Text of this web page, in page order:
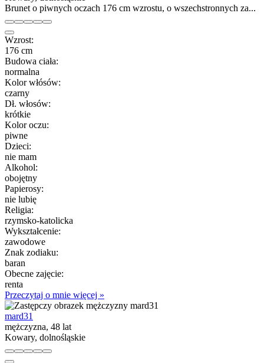
Brunet o piwnych oczach 176 cm wzrostu, o wszechstronnych za...
Wzrost:
176 cm
Budowa ciała:
normalna
Kolor włósów:
czarny
Dł. włosów:
krótkie
Kolor oczu:
piwne
Dzieci:
nie mam
Alkohol:
obojętny
Papierosy:
nie lubię
Religia:
rzymsko-katolicka
Wykształcenie:
zawodowe
Znak zodiaku:
baran
Obecne zajęcie:
renta
Przeczytaj o mnie więcej »
mard31
mężczyzna, 48 lat
Kowary, dolnośląskie